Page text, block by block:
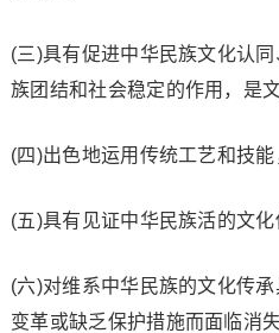
(三)具有促进中华民族文化认
族团结和社会稳定的作用，是
(四)出色地运用传统工艺和技能
(五)具有见证中华民族活的文化
(六)对维系中华民族的文化传
变革或缺乏保护措施而面临消